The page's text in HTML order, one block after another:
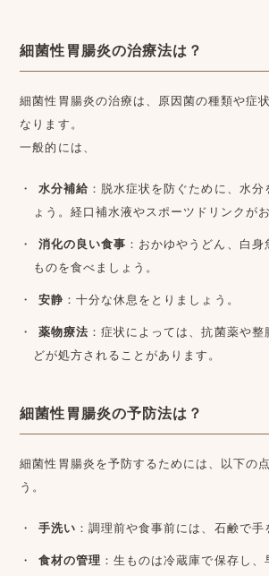
細菌性胃腸炎の治療法は？
細菌性胃腸炎の治療は、原因菌の種類や症
なります。
一般的には、
水分補給 ：脱水症状を防ぐために、水分
ょう。経口補水液やスポーツドリンクが
消化の良い食事 ：おかゆやうどん、白
ものを食べましょう。
安静 ：十分な休息をとりましょう。
薬物療法 ：症状によっては、抗菌薬や
どが処方されることがあります。
細菌性胃腸炎の予防法は？
細菌性胃腸炎を予防するためには、以下の
う。
手洗い ：調理前や食事前には、石鹸で手
食材の管理 ：生ものは冷蔵庫で保存し、